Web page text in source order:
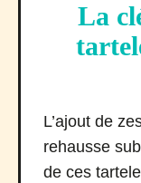
La
L’ajout de
rehausse
de ces